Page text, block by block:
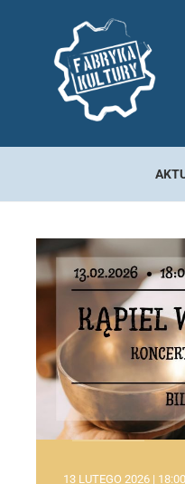
13 LUTEGO 2026 |